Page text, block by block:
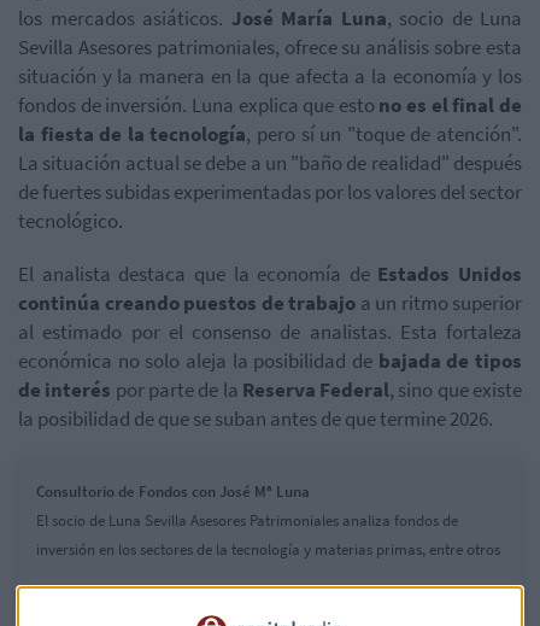
los mercados asiáticos. José María Luna, socio de Luna
Sevilla Asesores patrimoniales, ofrece su análisis sobre esta
situación y la manera en la que afecta a la economía y los
fondos de inversión. Luna explica que esto no es el final de
la fiesta de la tecnología, pero sí un "toque de atención".
La situación actual se debe a un "baño de realidad" después
de fuertes subidas experimentadas por los valores del sector
tecnológico.
El analista destaca que la economía de Estados Unidos
continúa creando puestos de trabajo a un ritmo superior
al estimado por el consenso de analistas. Esta fortaleza
económica no solo aleja la posibilidad de bajada de tipos
de interés por parte de la Reserva Federal, sino que existe
la posibilidad de que se suban antes de que termine 2026.
Consultorio de Fondos con José Mª Luna
El socio de Luna Sevilla Asesores Patrimoniales analiza fondos de
inversión en los sectores de la tecnología y materias primas, entre otros